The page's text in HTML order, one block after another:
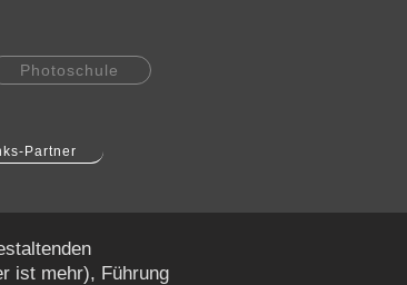
Photoschule
Partner
ist mehr), Führung